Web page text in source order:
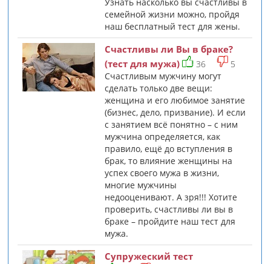
семейной жизни можно, пройдя
наш бесплатный тест для жены.
Счастливы ли Вы в браке?
(тест для мужа)
36
5
Счастливым мужчину могут
сделать только две вещи:
женщина и его любимое занятие
(бизнес, дело, призвание). И если
с занятием всё понятно – с ним
мужчина определяется, как
правило, ещё до вступления в
брак, то влияние женщины на
успех своего мужа в жизни,
многие мужчины
недооценивают. А зря!!! Хотите
проверить, счастливы ли вы в
браке – пройдите наш тест для
мужа.
Супружеский тест